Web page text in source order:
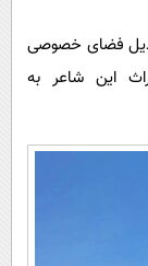
فضای خصوصی
این شاعر به